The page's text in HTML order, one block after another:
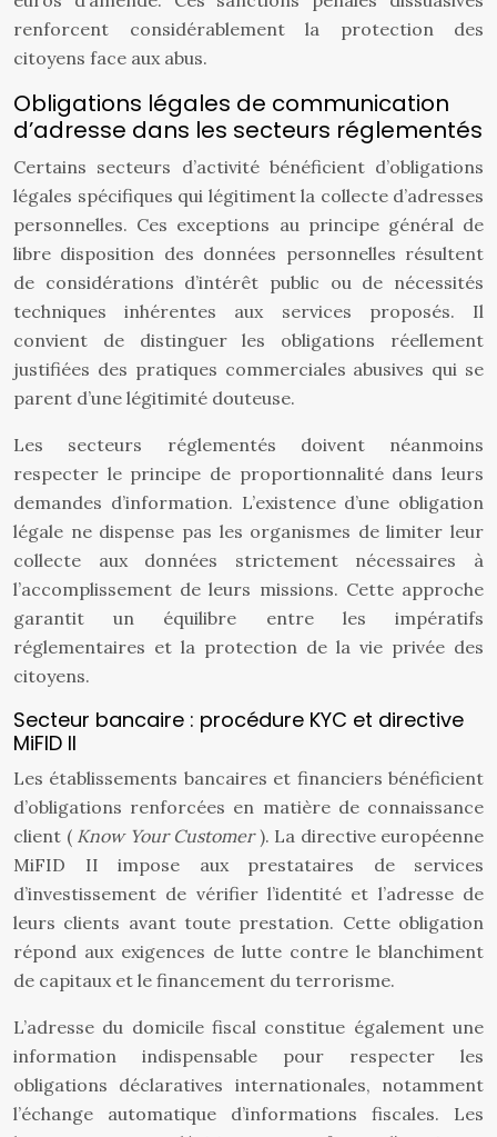
renforcent considérablement la protection des
citoyens face aux abus.
Obligations légales de communication
d’adresse dans les secteurs réglementés
Certains secteurs d’activité bénéficient d’obligations
légales spécifiques qui légitiment la collecte d’adresses
personnelles. Ces exceptions au principe général de
libre disposition des données personnelles résultent
de considérations d’intérêt public ou de nécessités
techniques inhérentes aux services proposés. Il
convient de distinguer les obligations réellement
justifiées des pratiques commerciales abusives qui se
parent d’une légitimité douteuse.
Les secteurs réglementés doivent néanmoins
respecter le principe de proportionnalité dans leurs
demandes d’information. L’existence d’une obligation
légale ne dispense pas les organismes de limiter leur
collecte aux données strictement nécessaires à
l’accomplissement de leurs missions. Cette approche
garantit un équilibre entre les impératifs
réglementaires et la protection de la vie privée des
citoyens.
Secteur bancaire : procédure KYC et directive
MiFID II
Les établissements bancaires et financiers bénéficient
d’obligations renforcées en matière de connaissance
client ( Know Your Customer). La directive européenne
MiFID II impose aux prestataires de services
d’investissement de vérifier l’identité et l’adresse de
leurs clients avant toute prestation. Cette obligation
répond aux exigences de lutte contre le blanchiment
de capitaux et le financement du terrorisme.
L’adresse du domicile fiscal constitue également une
information indispensable pour respecter les
obligations déclaratives internationales, notamment
l’échange automatique d’informations fiscales. Les